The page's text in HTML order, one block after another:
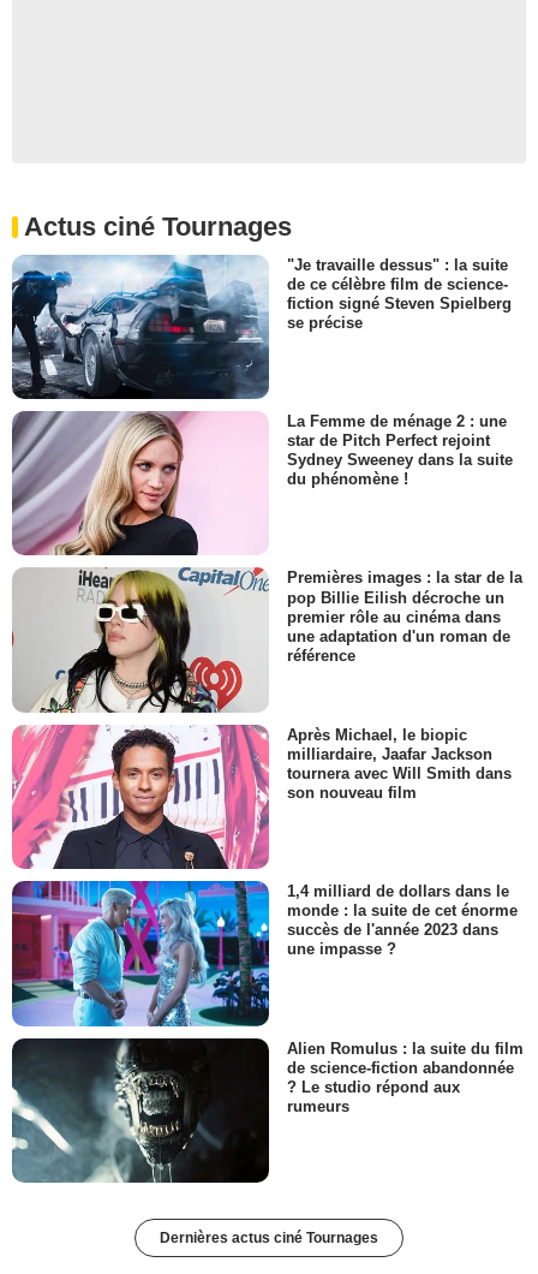
Actus ciné Tournages
"Je travaille dessus" : la suite
de ce célèbre film de science-
fiction signé Steven Spielberg
se précise
La Femme de ménage 2 : une
star de Pitch Perfect rejoint
Sydney Sweeney dans la suite
du phénomène !
Premières images : la star de la
pop Billie Eilish décroche un
premier rôle au cinéma dans
une adaptation d'un roman de
référence
Après Michael, le biopic
milliardaire, Jaafar Jackson
tournera avec Will Smith dans
son nouveau film
1,4 milliard de dollars dans le
monde : la suite de cet énorme
succès de l'année 2023 dans
une impasse ?
Alien Romulus : la suite du film
de science-fiction abandonnée
? Le studio répond aux
rumeurs
Dernières actus ciné Tournages